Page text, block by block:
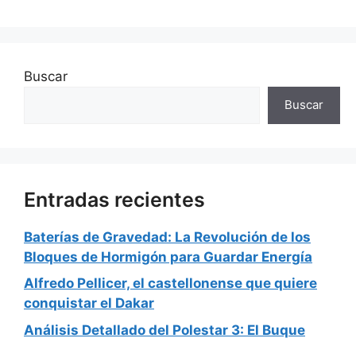
Buscar
Buscar
Entradas recientes
Baterías de Gravedad: La Revolución de los
Bloques de Hormigón para Guardar Energía
Alfredo Pellicer, el castellonense que quiere
conquistar el Dakar
Análisis Detallado del Polestar 3: El Buque